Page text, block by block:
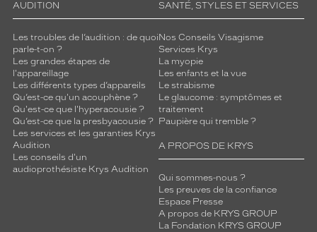
AUDITION
Les troubles de l’audition : de quoi
parle-t-on ?
Les grandes étapes de
l'appareillage
Les différents types d’appareils
Qu’est-ce qu'un acouphène ?
Qu'est-ce que l'hyperacousie ?
Qu’est-ce que la presbyacousie ?
Les services et les garanties Krys
Audition
Les conseils d'un
audioprothésiste Krys Audition
SANTÉ, STYLES ET SERVICES
Nos Conseils Visagisme
Services Krys
La myopie
Les enfants et la vue
Le strabisme
Le glaucome : symptômes et
traitement
Paupière qui tremble ?
A PROPOS DE KRYS
Qui sommes-nous ?
Les preuves de la confiance
Espace Presse
A propos de KRYS GROUP
La Fondation KRYS GROUP